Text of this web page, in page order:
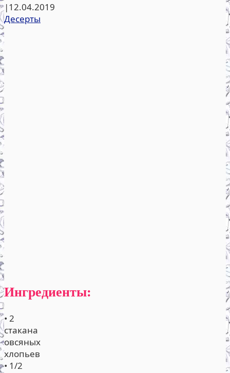
|12.04.2019
Десерты
Ингредиенты:
• 2
стакана
овсяных
хлопьев
• 1/2